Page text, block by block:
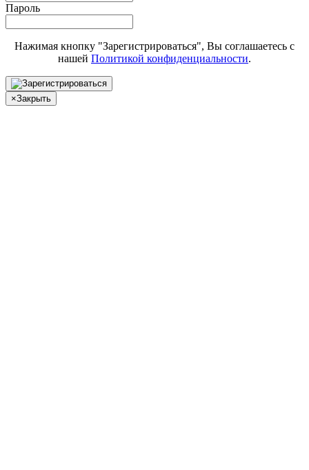
Пароль
Нажимая кнопку "Зарегистрироваться", Вы соглашаетесь с
нашей Политикой конфиденциальности.
×Закрыть